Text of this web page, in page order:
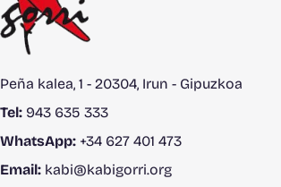
Peña kalea, 1 - 20304, Irun - Gipuzkoa
Tel: 943 635 333
WhatsApp: +34 627 401 473
Email: kabi@kabigorri.org